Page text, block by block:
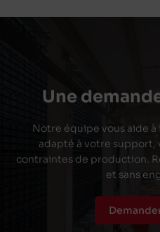
Une
Notre équipe vous aide
adapté à votre
contraintes de production.
et sans